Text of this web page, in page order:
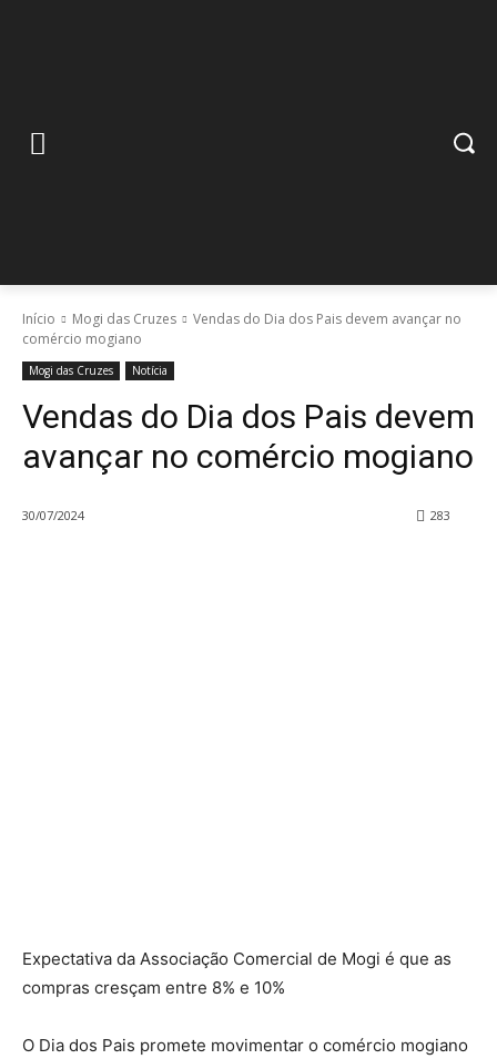
Início Mogi das Cruzes
Vendas do Dia dos Pais devem avançar no
comércio mogiano
Mogi das Cruzes Notícia
Vendas do Dia dos Pais devem
avançar no comércio mogiano
30/07/2024 283
Expectativa da Associação Comercial de Mogi é que as
compras cresçam entre 8% e 10%
O Dia dos Pais promete movimentar o comércio mogiano